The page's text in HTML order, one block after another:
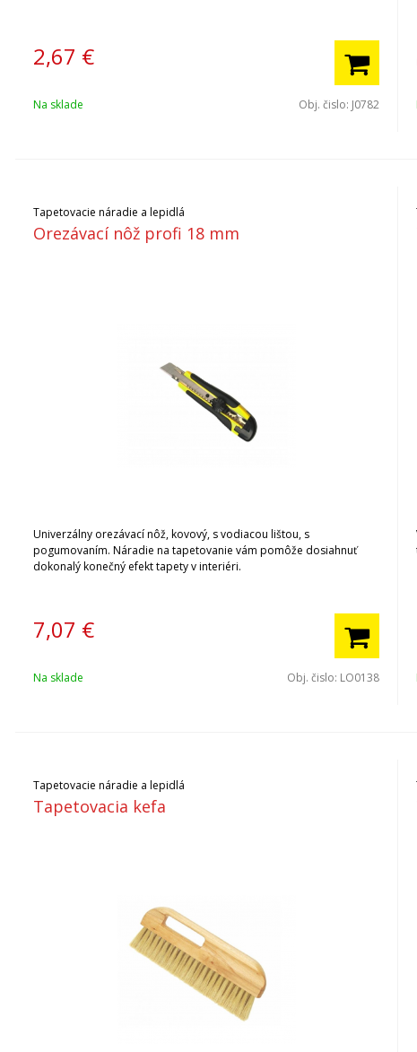
2,67 €
Na sklade Obj. čislo: J0782
Tapetovacie náradie a lepidlá
Orezávací nôž profi 18 mm
Univerzálny orezávací nôž, kovový, s vodiacou lištou, s
pogumovaním. Náradie na tapetovanie vám pomôže dosiahnuť
dokonalý konečný efekt tapety v interiéri.
7,07 €
Na sklade Obj. čislo: LO0138
Tapetovacie náradie a lepidlá
Tapetovacia kefa